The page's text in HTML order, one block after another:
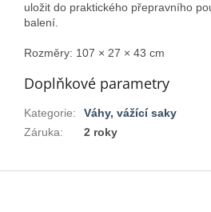
uložit do praktického přepravního
balení.
Rozměry: 107 × 27 × 43 cm
Doplňkové parametry
Kategorie:
Váhy, vážící saky
Záruka: 2 roky
Z